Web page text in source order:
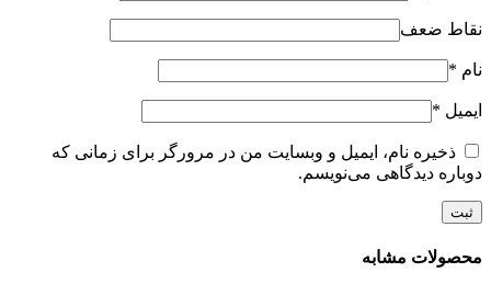
نقاط ضعف
نام *
ایمیل *
ذخیره نام، ایمیل و وبسایت من در مرورگر برای زمانی که
دوباره دیدگاهی می‌نویسم.
محصولات مشابه